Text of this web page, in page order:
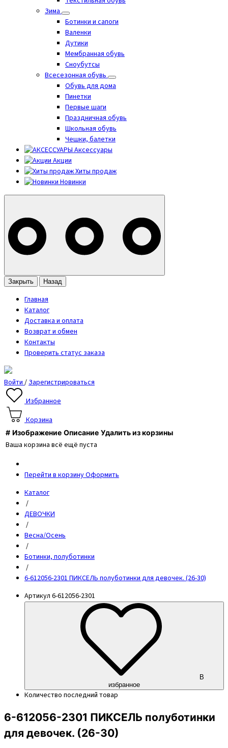
Зима
Ботинки и сапоги
Валенки
Дутики
Мембранная обувь
Сноубутсы
Всесезонная обувь
Обувь для дома
Пинетки
Первые шаги
Праздничная обувь
Школьная обувь
Чешки, балетки
Аксессуары
Акции
Хиты продаж
Новинки
Закрыть Назад
Главная
Каталог
Доставка и оплата
Возврат и обмен
Контакты
Проверить статус заказа
Войти/Зарегистрироваться
Избранное
Корзина
# Изображение Описание Удалить из корзины
Ваша корзина всё ещё пуста
Перейти в корзинуОформить
Каталог
/
ДЕВОЧКИ
/
Весна/Осень
/
Ботинки, полуботинки
/
6-612056-2301 ПИКСЕЛЬ полуботинки для девочек. (26-30)
Артикул 6-612056-2301
В
избранное
Количество последний товар
6-612056-2301 ПИКСЕЛЬ полуботинки
для девочек. (26-30)